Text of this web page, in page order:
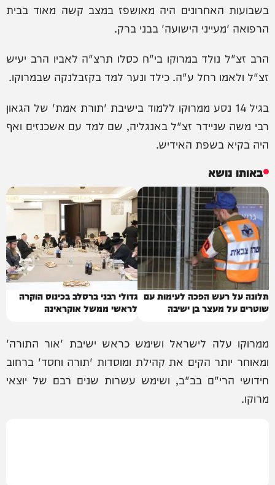
בשבועות האחרונים היה מאושפז במצב קשה מאוד בבית
הרפואה 'מעייני הישועה' בבני ברק.
הרב זצ"ל נולד במרוקו בי"ח כסלו תרצ"ה לאביו הרב יעיש
זצ"ל ולאמו רחל ע"ה. כילד ונער למד בקזבלנקה שבמרוקו.
בגיל 14 נסע ממרוקו ללמוד בישיבת 'תורת אמת' של הגאון
רבי משה שניידר זצ"ל באנגליה, שם למד עם אשכנזים ואף
היה בקיא בשפת האידיש.
באותו נושא
תלונה על רעש הפכה לעימות עם
שוטרים על מעצר בן ישיבה
גדולי רבני ברסלב בכינוס הוקרה
לראשי ממשל אוקראינה
ממרוקו עלה לישראל ושימש כראש ישיבת 'אור התורה'
ומאוחר יותר הקים את קהילת ומוסדות 'תורה וחסד' ברחוב
חידושי הרי"ם בב"ב, ושימש עשרות שנים רבם של יוצאי
מרוקו.